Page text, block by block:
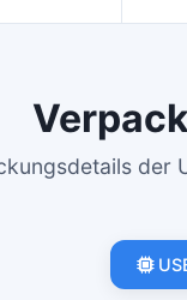
der